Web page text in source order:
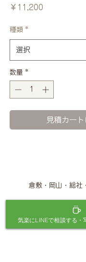
￥11,200
種類 *
数量 *
見積カー
倉敷・岡山・総社
三宅元
気楽にLINEで相談する・